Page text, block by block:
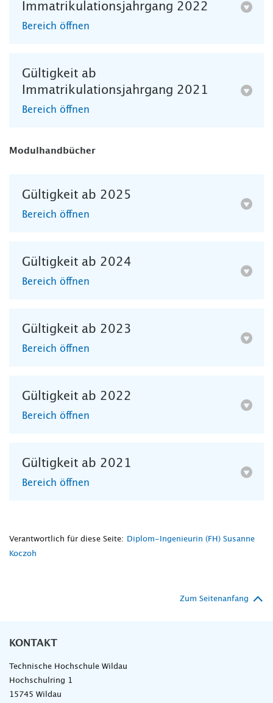
Immatrikulationsjahrgang 2022
Bereich öffnen
Gültigkeit ab
Immatrikulationsjahrgang 2021
Bereich öffnen
Modulhandbücher
Gültigkeit ab 2025
Bereich öffnen
Gültigkeit ab 2024
Bereich öffnen
Gültigkeit ab 2023
Bereich öffnen
Gültigkeit ab 2022
Bereich öffnen
Gültigkeit ab 2021
Bereich öffnen
Verantwortlich für diese Seite:
Diplom-Ingenieurin (FH) Susanne
Koczoh
Zum Seitenanfang
KONTAKT
Technische Hochschule Wildau
Hochschulring 1
15745 Wildau